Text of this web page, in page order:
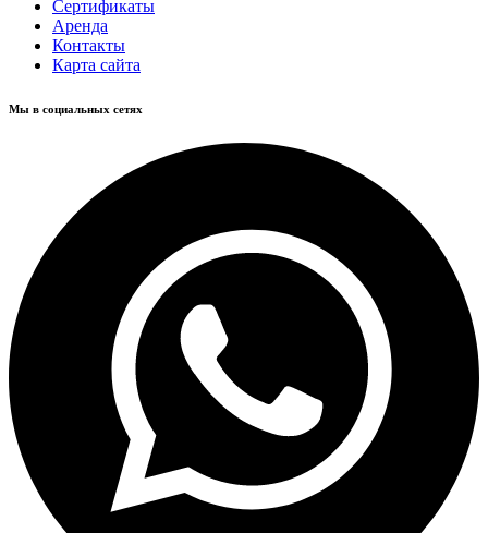
Сертификаты
Аренда
Контакты
Карта сайта
Мы в социальных сетях